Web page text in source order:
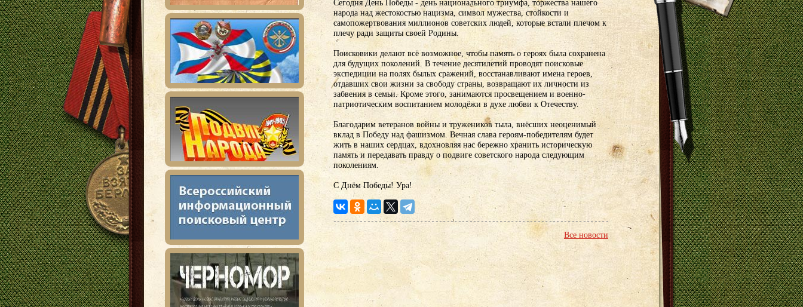
Сегодня День Победы - день национального триумфа, торжества нашего
народа над жестокостью нацизма, символ мужества, стойкости и
самопожертвования миллионов советских людей, которые встали плечом к
плечу ради защиты своей Родины.
Поисковики делают всё возможное, чтобы память о героях была сохранена
для будущих поколений. В течение десятилетий проводят поисковые
экспедиции на полях былых сражений, восстанавливают имена героев,
отдавших свои жизни за свободу страны, возвращают их личности из
забвения в семьи. Кроме этого, занимаются просвещением и военно-
патриотическим воспитанием молодёжи в духе любви к Отечеству.
Благодарим ветеранов войны и тружеников тыла, внёсших неоценимый
вклад в Победу над фашизмом. Вечная слава героям-победителям будет
жить в наших сердцах, вдохновляя нас бережно хранить историческую
память и передавать правду о подвиге советского народа следующим
поколениям.
С Днём Победы! Ура!
Все новости